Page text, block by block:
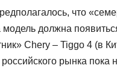
что
должна
Chery – Tiggo 4 (в
рынка пока